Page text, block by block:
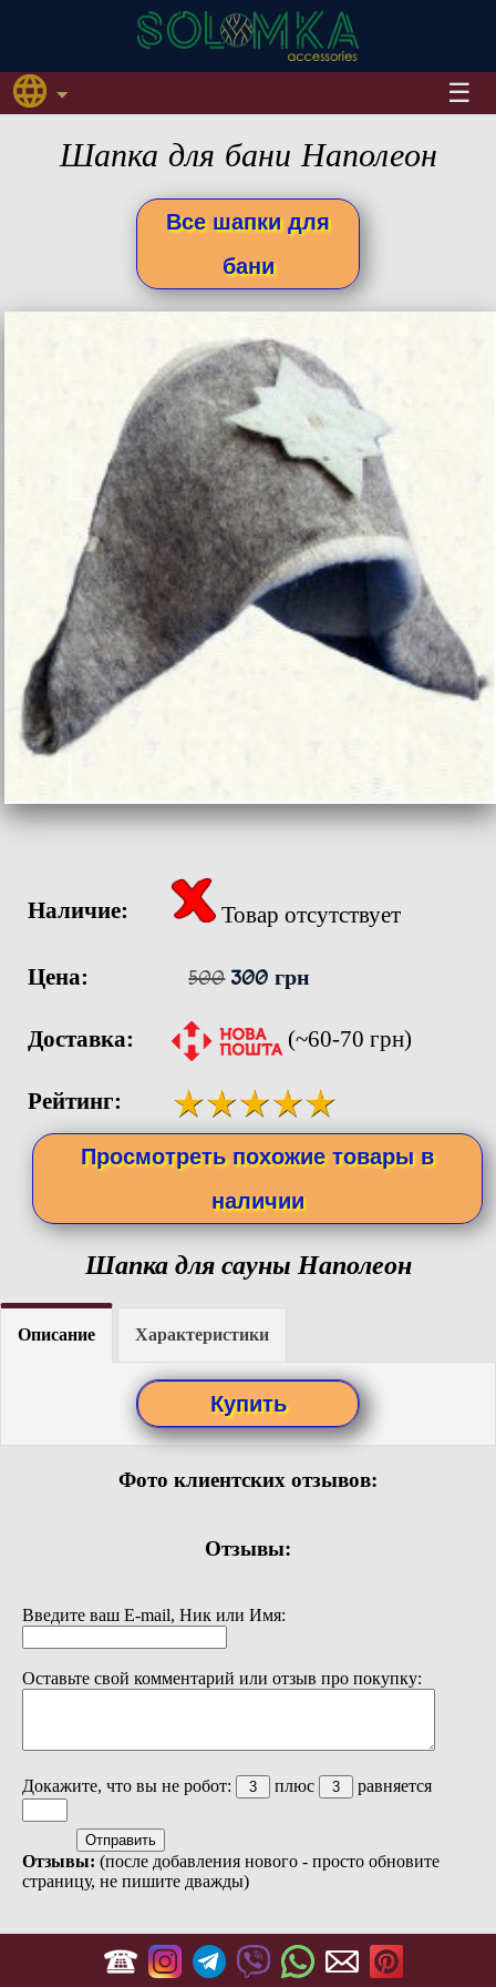
Шапка для бани Наполеон
Все шапки для
бани
Наличие: Товар отсутствует
Цена: 500 300 грн
Доставка: (~60-70 грн)
Рейтинг:
Просмотреть похожие товары в
наличии
Шапка для сауны Наполеон
Описание Характеристики
Фото клиентских отзывов:
Отзывы:
Введите ваш E-mail, Ник или Имя:
Оставьте свой комментарий или отзыв про покупку:
Докажите, что вы не робот: плюс равняется
Отзывы: (после добавления нового - просто обновите
страницу, не пишите дважды)